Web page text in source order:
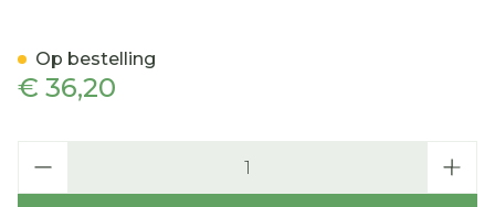
€ 36,20
Op bestelling